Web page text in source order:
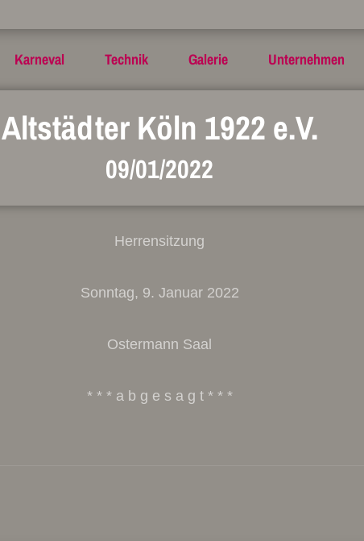
Karneval Technik Galerie Unternehmen
Altstädter Köln 1922 e.V.
09/01/2022
Herrensitzung
Sonntag, 9. Januar 2022
Ostermann Saal
* * * a b g e s a g t * * *